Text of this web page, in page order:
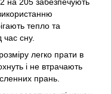
тепло та
час сну.
легко прати в
і не втрачають
прань.